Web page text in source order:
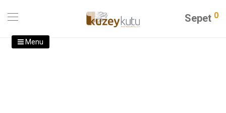
Menu
Sepet 0